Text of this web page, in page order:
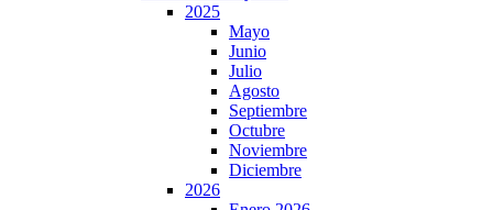
2025
Mayo
Junio
Julio
Agosto
Septiembre
Octubre
Noviembre
Diciembre
2026